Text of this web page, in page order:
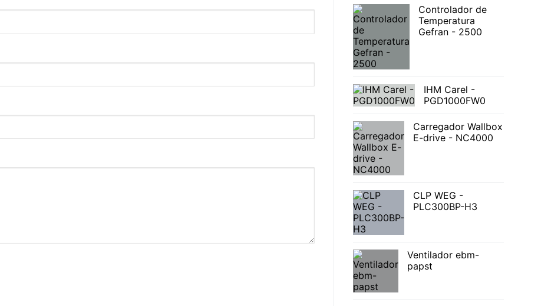
Controlador de
Temperatura
Gefran - 2500
IHM Carel -
PGD1000FW0
Carregador Wallbox
E-drive - NC4000
CLP WEG -
PLC300BP-H3
Ventilador ebm-
papst